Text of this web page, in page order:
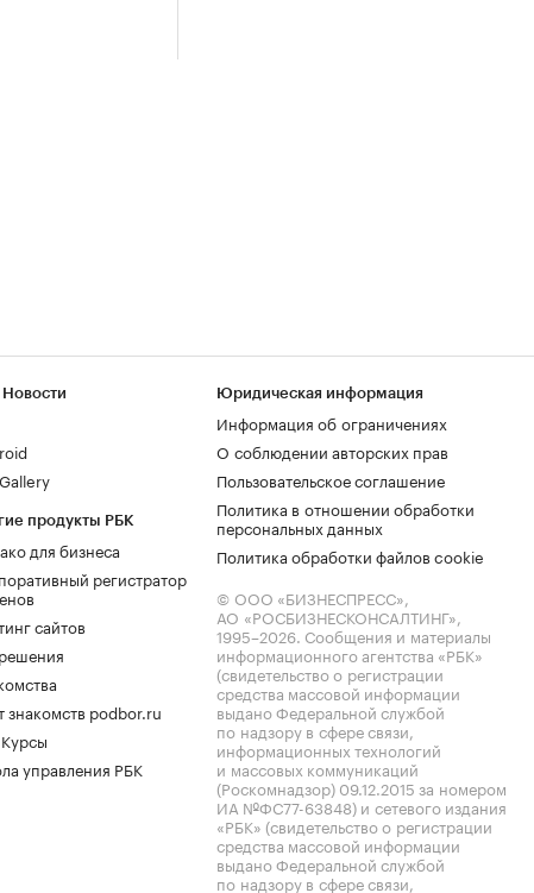
продукты РБК
для бизнеса
регистратор
сайтов
знакомств podbor.ru
управления РБК
Юридическая информация
Информация об ограничениях
О соблюдении авторских прав
Пользовательское соглашение
Политика в отношении обработки
персональных данных
Политика обработки файлов cookie
© ООО «БИЗНЕСПРЕСС»,
АО «РОСБИЗНЕСКОНСАЛТИНГ»,
1995–2026. Сообщения и материалы
информационного агентства «РБК»
(свидетельство о регистрации
средства массовой информации
выдано Федеральной службой
по надзору в сфере связи,
информационных технологий
и массовых коммуникаций
(Роскомнадзор) 09.12.2015 за номером
ИА №ФС77-63848) и сетевого издания
«РБК» (свидетельство о регистрации
средства массовой информации
выдано Федеральной службой
по надзору в сфере связи,